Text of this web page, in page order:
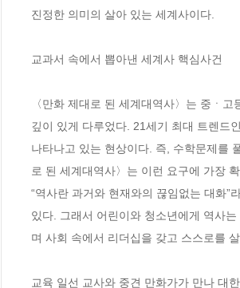
진정한 의미의 살아 있는 세계사이다.
교과서 속에서 뽑아낸 세계사 핵심사건
〈만화 제대로 된 세계대역사〉는 중ㆍ
깊이 있게 다루었다. 21세기 최대 트렌드
나타나고 있는 현상이다. 즉, 수학문제를
로 된 세계대역사〉는 이런 요구에 가장
“역사란 과거와 현재와의 끊임없는 대화
있다. 그래서 어린이와 청소년에게 역사
며 사회 속에서 리더십을 갖고 스스로를
교육 일선 교사와 중견 만화가가 만나 대